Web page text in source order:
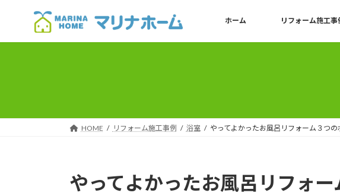
ッ
移
ホーム リフォーム施工事
HOME リフォーム施工事例 浴室 やってよかったお風呂リフォーム３つの
やってよかったお風呂リフォ